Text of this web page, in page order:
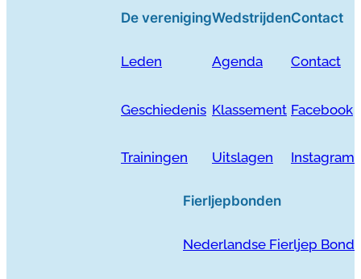
De vereniging
Leden
Geschiedenis
Trainingen
Wedstrijden
Agenda
Klassement
Uitslagen
Contact
Contact
Facebook
Instagram
Fierljepbonden
Nederlandse Fierljep Bond